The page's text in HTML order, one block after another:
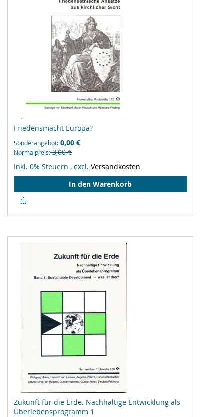
Friedensmacht Europa?
Sonderangebot 0,00 €
Normalpreis 3,00 €
Inkl. 0% Steuern , excl. Versandkosten
In den Warenkorb
hinzufügen
Zukunft für die Erde. Nachhaltige Entwicklung als
Überlebensprogramm 1